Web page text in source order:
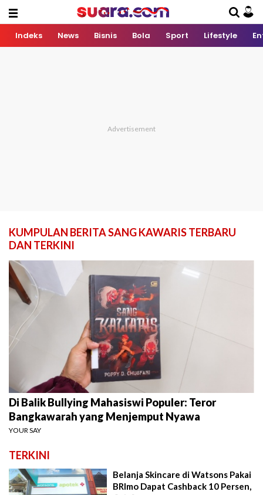
Indeks News Bisnis Bola Sport Lifestyle
KUMPULAN BERITA SANG KAWARIS TERBARU
DAN TERKINI
Di Balik Bullying Mahasiswi Populer: Teror
Bangkawarah yang Menjemput Nyawa
YOUR SAY
TERKINI
Belanja Skincare di Watsons Pakai
BRImo Dapat Cashback 10 Persen,